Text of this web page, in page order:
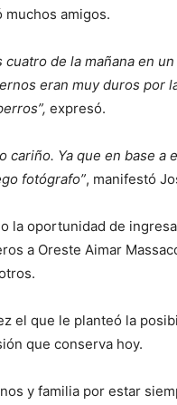
amigos.
de la mañana en
eran muy duros por
expresó.
cariño. Ya que en base a
fotógrafo”, manifestó
la oportunidad de
a Oreste Aimar
el que le planteó la
que conserva hoy.
y familia por estar